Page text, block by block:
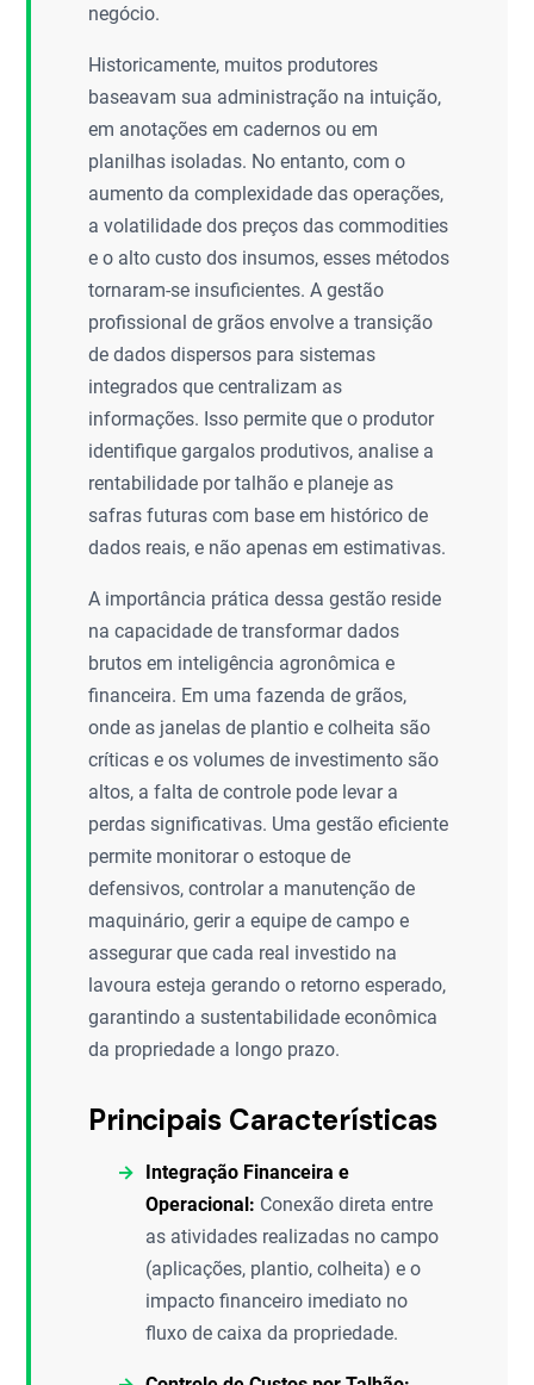
negócio.
Historicamente, muitos produtores
baseavam sua administração na intuição,
em anotações em cadernos ou em
planilhas isoladas. No entanto, com o
aumento da complexidade das operações,
a volatilidade dos preços das commodities
e o alto custo dos insumos, esses métodos
tornaram-se insuficientes. A gestão
profissional de grãos envolve a transição
de dados dispersos para sistemas
integrados que centralizam as
informações. Isso permite que o produtor
identifique gargalos produtivos, analise a
rentabilidade por talhão e planeje as
safras futuras com base em histórico de
dados reais, e não apenas em estimativas.
A importância prática dessa gestão reside
na capacidade de transformar dados
brutos em inteligência agronômica e
financeira. Em uma fazenda de grãos,
onde as janelas de plantio e colheita são
críticas e os volumes de investimento são
altos, a falta de controle pode levar a
perdas significativas. Uma gestão eficiente
permite monitorar o estoque de
defensivos, controlar a manutenção de
maquinário, gerir a equipe de campo e
assegurar que cada real investido na
lavoura esteja gerando o retorno esperado,
garantindo a sustentabilidade econômica
da propriedade a longo prazo.
Principais Características
Integração Financeira e
Operacional: Conexão direta entre
as atividades realizadas no campo
(aplicações, plantio, colheita) e o
impacto financeiro imediato no
fluxo de caixa da propriedade.